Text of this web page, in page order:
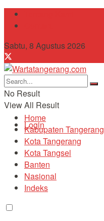
Sabtu, 8 Agustus 2026
No Result
View All Result
Login
Home
Kabupaten Tangerang
Kota Tangerang
Kota Tangsel
Banten
Nasional
Indeks